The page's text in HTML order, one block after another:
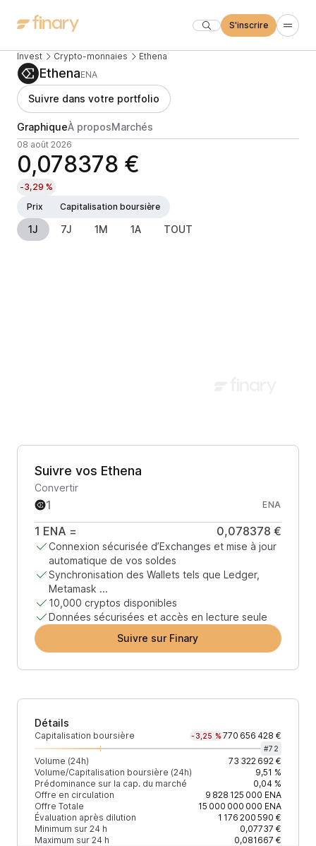
S'inscrire
Invest Crypto-monnaies Ethena
EthenaENA
Suivre dans votre portfolio
GraphiqueÀ proposMarchés
08 août 2026
0,078378 €
-3,29 %
Prix
Capitalisation boursière
1J 7J 1M 1A TOUT
Suivre vos Ethena
Convertir
ENA
1 ENA = 0,078378 €
Connexion sécurisée d’Exchanges et mise à jour
automatique de vos soldes
Synchronisation des Wallets tels que Ledger,
Metamask ...
10,000 cryptos disponibles
Données sécurisées et accès en lecture seule
Suivre sur Finary
Détails
Capitalisation boursière -3,25 % 770 656 428 €
#72
Volume (24h)
73 322 692 €
Volume/Capitalisation boursière (24h)
9,51 %
Prédominance sur la cap. du marché
0,04 %
Offre en circulation
9 828 125 000 ENA
Offre Totale
15 000 000 000 ENA
Évaluation après dilution
1 176 200 590 €
Minimum sur 24 h
0,07737 €
Maximum sur 24 h
0,081667 €